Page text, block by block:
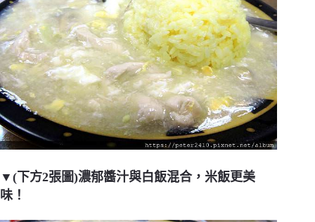
▼(下方2張圖)濃郁醬汁與白飯混合，米飯更美
味！